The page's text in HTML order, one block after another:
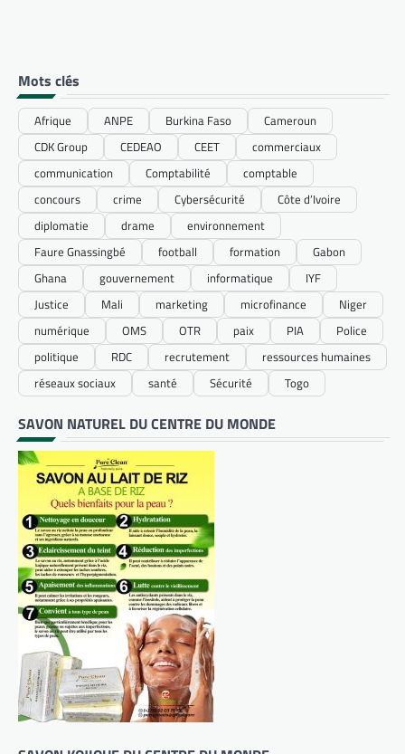
Mots clés
Afrique ANPE Burkina Faso
Cameroun
CDK Group
CEDEAO CEET
commerciaux
communication
Comptabilité
comptable
concours
crime Cybersécurité
Côte d’Ivoire
diplomatie
drame
environnement
Faure Gnassingbé
football formation
Gabon
Ghana
gouvernement informatique
IYF
Justice
Mali marketing microfinance
Niger
numérique
OMS OTR paix PIA
Police
politique
RDC recrutement
ressources humaines
réseaux sociaux
santé Sécurité Togo
SAVON NATUREL DU CENTRE DU MONDE